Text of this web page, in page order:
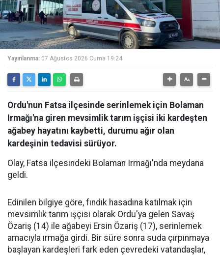
Yayınlanma: 07 Ağustos 2026 Cuma 19:24
Ordu'nun Fatsa ilçesinde serinlemek için Bolaman
Irmağı'na giren mevsimlik tarım işçisi iki kardeşten
ağabey hayatını kaybetti, durumu ağır olan
kardeşinin tedavisi sürüyor.
Olay, Fatsa ilçesindeki Bolaman Irmağı'nda meydana
geldi.
Edinilen bilgiye göre, fındık hasadına katılmak için
mevsimlik tarım işçisi olarak Ordu'ya gelen Savaş
Özariş (14) ile ağabeyi Ersin Özariş (17), serinlemek
amacıyla ırmağa girdi. Bir süre sonra suda çırpınmaya
başlayan kardeşleri fark eden çevredeki vatandaşlar,